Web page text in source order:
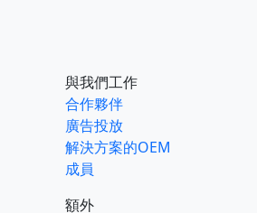
與我們工作
合作夥伴
廣告投放
解決方案的OEM
成員
額外